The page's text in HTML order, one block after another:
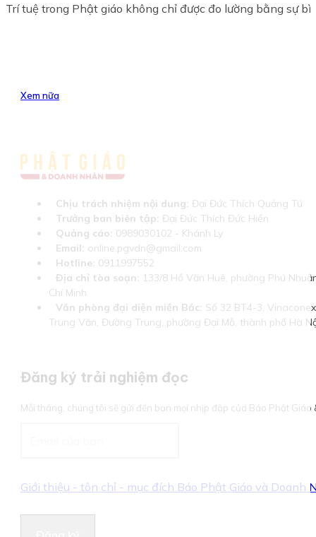
Trí tuệ trong Phật giáo không chỉ được đo lường bằng sự
Xem nữa
Chịu trách nhiệm nội dung: Đại Đức Thích Quảng Tú
Trưởng ban biên tập: Đại Đức Thích Đức Hiển
Quảng cáo: 0989030102 - Khánh Ly
Email: online.pgvdn@gmail.com
Hotline: 0911997552
Địa chỉ tòa soạn: 133/8 Hồ Văn Huê, phường Phú
Chí Minh
Văn phòng đại diện miền Bắc: Số 32 BT4-3,
Trung Văn, Đường Trung, phường Đại Mỗ, thành phố Hà
Đăng ký trải nghiệm đọc
Mỗi tháng, chúng tôi sẽ gửi đến bạn mọi nhịp đập của Báo Phật Giáo
Giới thiệu - tôn chỉ - mục đích Báo Phật Giáo và Doanh